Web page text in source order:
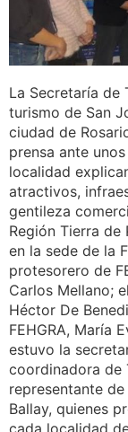
La Secretaría de
turismo de San
ciudad de
prensa ante
localidad
atractivos,
gentileza
Región Tierra de
en la sede de la
protesorero de
Carlos Mellano;
Héctor De
FEHGRA, María
estuvo la
coordinadora de
representante
Ballay, quienes